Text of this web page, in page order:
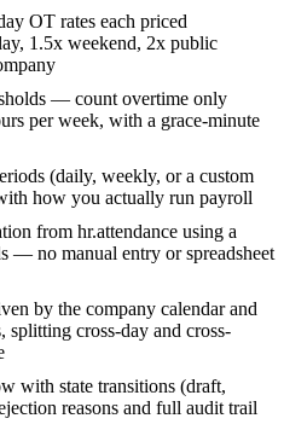
OT rates each priced
1.5x weekend, 2x public
— count overtime only
per week, with a grace-minute
(daily, weekly, or a custom
how you actually run payroll
from hr.attendance using a
— no manual entry or spreadsheet
by the company calendar and
splitting cross-day and cross-
with state transitions (draft,
reasons and full audit trail